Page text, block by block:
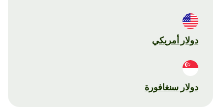
دولار أمريكي
دولار سنغافورة